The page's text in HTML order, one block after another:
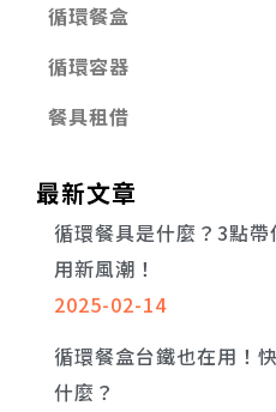
循環餐盒
循環容器
餐具租借
最新文章
循環餐具是什麼？3點
用新風潮！
2025-02-14
循環餐盒台鐵也在用！
什麼？